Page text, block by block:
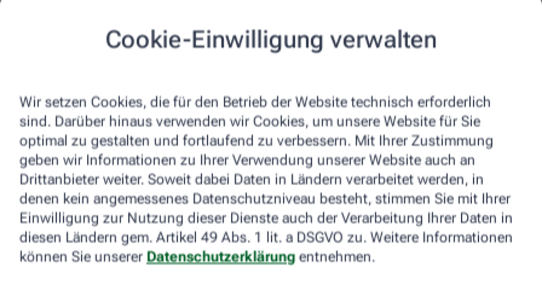
Cookie-Einwilligung verwalten
Wir setzen Cookies, die für den Betrieb der Website technisch erforderlich
sind. Darüber hinaus verwenden wir Cookies, um unsere Website für Sie
optimal zu gestalten und fortlaufend zu verbessern. Mit Ihrer Zustimmung
geben wir Informationen zu Ihrer Verwendung unserer Website auch an
Drittanbieter weiter. Soweit dabei Daten in Ländern verarbeitet werden, in
denen kein angemessenes Datenschutzniveau besteht, stimmen Sie mit Ihrer
Einwilligung zur Nutzung dieser Dienste auch der Verarbeitung Ihrer Daten in
diesen Ländern gem. Artikel 49 Abs. 1 lit. a DSGVO zu. Weitere Informationen
können Sie unserer Datenschutzerklärung entnehmen.
Sommer nämlich oft doppelt so hoch wie bei moderaten
Temperaturen. Trinken wir zu wenig, sind Kopfschmerzen und
Weniger bekannt ist, dass ein Flüssigkeitsmangel auch anderen
Organen zusetzt. So kann Hitzestress auch ernsthaft die Nieren
schädigen – und zwar nachhaltig und auch bei gesunden
Menschen. Als Faustregel gilt: Zwei bis drei Liter täglich sollten es
sein. Die besten Durstlöscher: Mineralwasser, ungesüßte Kräuter-
und Früchtetees oder verdünnte Säfte. Auch wasserreiches Obst
und Gemüse wie Melonen, Gurken oder Tomaten kann